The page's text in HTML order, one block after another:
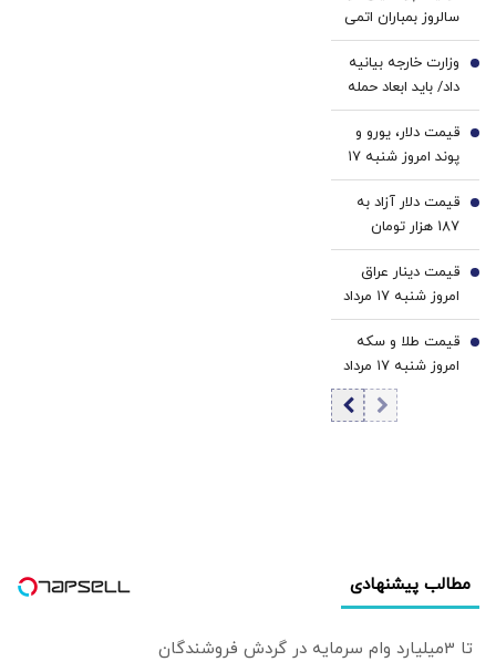
دانشگاه می‌پیچد |
او تسلیم موج
نئومارکسیسم شده
است | سروش به
می‌گوید و نظام بازار
آزاد رقابتی را با
برچسب کاپیتالیسم
توضیح می‌دهد
سالروز بمباران اتمی
آمریکا علیه
هیروشیما و
ناگازاکی/ هرگز
دوباره
وزارت خارجه بیانیه
داد/ باید ابعاد حمله
به کنسولگری ایران
در مزار شریف
روشن شود
3
قیمت دلار، یورو و
پوند امروز شنبه ۱۷
مرداد 1405/ کاهش
قیمت دلار و یورو
4
قیمت دلار آزاد به
187 هزار تومان
رسید
5
قیمت دینار عراق
امروز شنبه ۱۷ مرداد
1405/ افزایش
قیمت دینار
6
قیمت طلا و سکه
امروز شنبه ۱۷ مرداد
۱۴۰۵/افزایش
قیمت طلا و سکه
7
مطالب پیشنهادی
تا 3میلیارد وام سرمایه در گردش فروشندگان